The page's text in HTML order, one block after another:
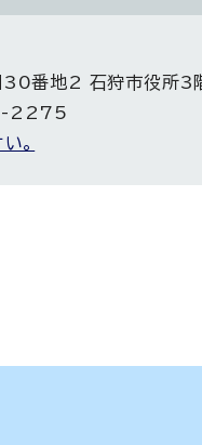
番地2 石狩市役所3
2275
。